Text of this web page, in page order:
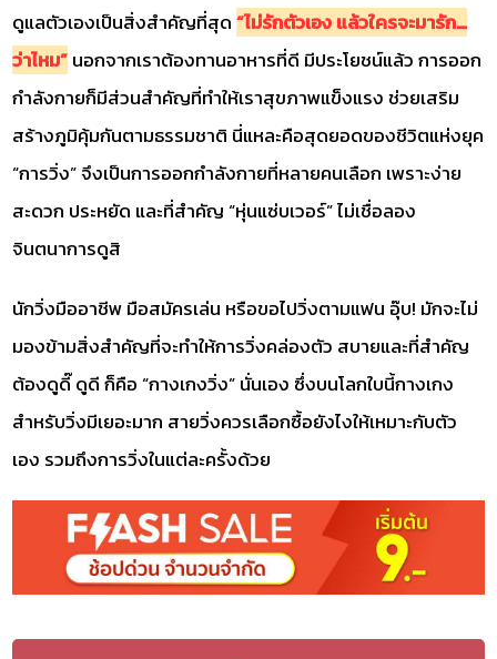
ดูแลตัวเองเป็นสิ่งสำคัญที่สุด“ไม่รักตัวเอง แล้วใครจะมารัก…
ว่าไหม”นอกจากเราต้องทานอาหารที่ดี มีประโยชน์แล้ว การออก
กำลังกายก็มีส่วนสำคัญที่ทำให้เราสุขภาพแข็งแรง ช่วยเสริม
สร้างภูมิคุ้มกันตามธรรมชาติ นี่แหละคือสุดยอดของชีวิตแห่งยุค
“การวิ่ง” จึงเป็นการออกกำลังกายที่หลายคนเลือก เพราะง่าย
สะดวก ประหยัด และที่สำคัญ “หุ่นแซ่บเวอร์” ไม่เชื่อลอง
จินตนาการดูสิ
นักวิ่งมืออาชีพ มือสมัครเล่น หรือขอไปวิ่งตามแฟน อุ๊บ! มักจะไม่
มองข้ามสิ่งสำคัญที่จะทำให้การวิ่งคล่องตัว สบายและที่สำคัญ
ต้องดูดี๊ ดูดี ก็คือ “กางเกงวิ่ง” นั่นเอง ซึ่งบนโลกใบนี้กางเกง
สำหรับวิ่งมีเยอะมาก สายวิ่งควรเลือกซื้อยังไงให้เหมาะกับตัว
เอง รวมถึงการวิ่งในแต่ละครั้งด้วย